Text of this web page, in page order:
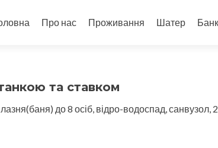
Про нас Проживання Шатер
та ставком
до 8 осіб, відро-водоспад, санвузол,